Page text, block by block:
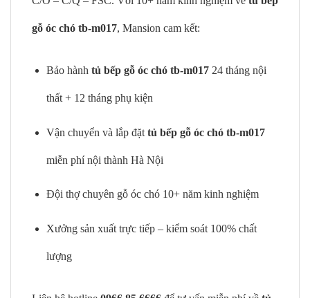
gỗ óc chó tb-m017, Mansion cam kết:
Bảo hành tủ bếp gỗ óc chó tb-m01724 tháng nội
thất + 12 tháng phụ kiện
Vận chuyển và lắp đặt tủ bếp gỗ óc chó tb-m017
miễn phí nội thành Hà Nội
Đội thợ chuyên gỗ óc chó 10+ năm kinh nghiệm
Xưởng sản xuất trực tiếp – kiểm soát 100% chất
lượng